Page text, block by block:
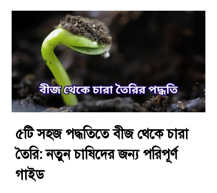
৫টি সহজ পদ্ধতিতে বীজ থেকে চারা
তৈরি: নতুন চাষিদের জন্য পরিপূর্ণ
গাইড